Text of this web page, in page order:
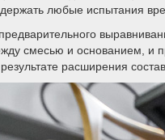
любые испытания
смесью и основанием, и
расширения